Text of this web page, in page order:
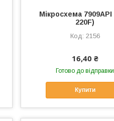
Мікросхема
220F)
2156
16,40 ₴
Готово до відправки
Купити